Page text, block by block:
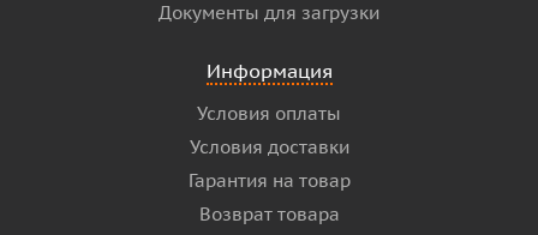
Документы для загрузки
Информация
Условия оплаты
Условия доставки
Гарантия на товар
Возврат товара